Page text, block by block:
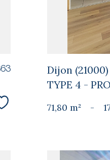
Sélectionner
Dijon (21000)
TYPE 4 -
71,80 m² -